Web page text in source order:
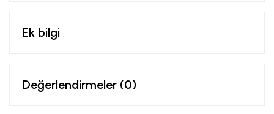
Ek bilgi
Değerlendirmeler (0)